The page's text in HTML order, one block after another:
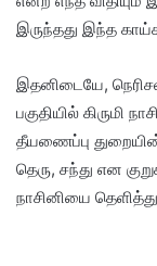
இருந்தது இந்த
இதனிடையே,
பகுதியில் கிருமி
தீயணைப்பு
தெரு, சந்து என
நாசினியை